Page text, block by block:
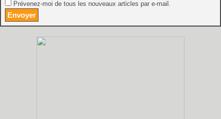
Prévenez-moi de tous les nouveaux articles par e-mail.